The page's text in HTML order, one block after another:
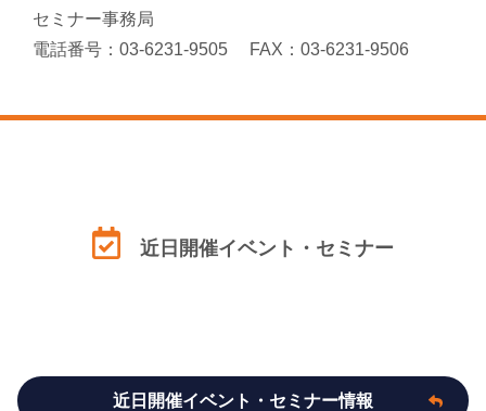
セミナー事務局
電話番号：03-6231-9505 FAX：03-6231-9506
近日開催イベント・セミナー
近日開催イベント・セミナー情報